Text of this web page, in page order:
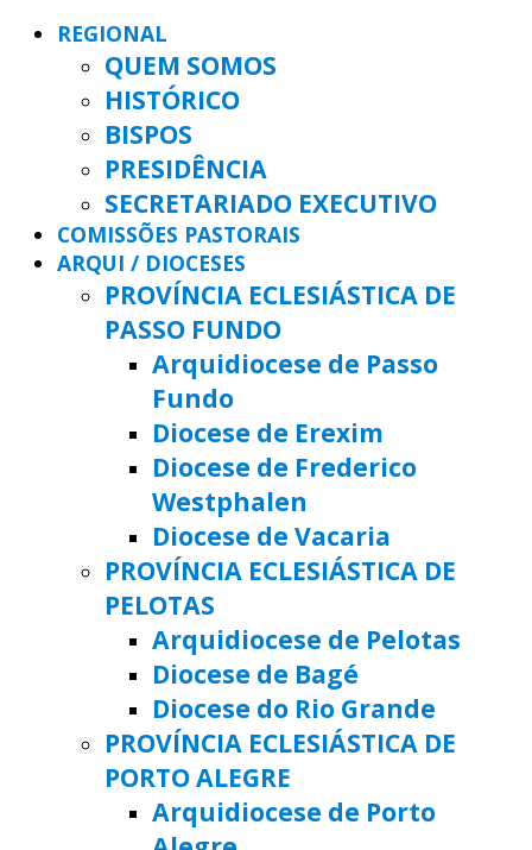
REGIONAL
QUEM SOMOS
HISTÓRICO
BISPOS
PRESIDÊNCIA
SECRETARIADO EXECUTIVO
COMISSÕES PASTORAIS
ARQUI / DIOCESES
PROVÍNCIA ECLESIÁSTICA DE
PASSO FUNDO
Arquidiocese de Passo
Fundo
Diocese de Erexim
Diocese de Frederico
Westphalen
Diocese de Vacaria
PROVÍNCIA ECLESIÁSTICA DE
PELOTAS
Arquidiocese de Pelotas
Diocese de Bagé
Diocese do Rio Grande
PROVÍNCIA ECLESIÁSTICA DE
PORTO ALEGRE
Arquidiocese de Porto